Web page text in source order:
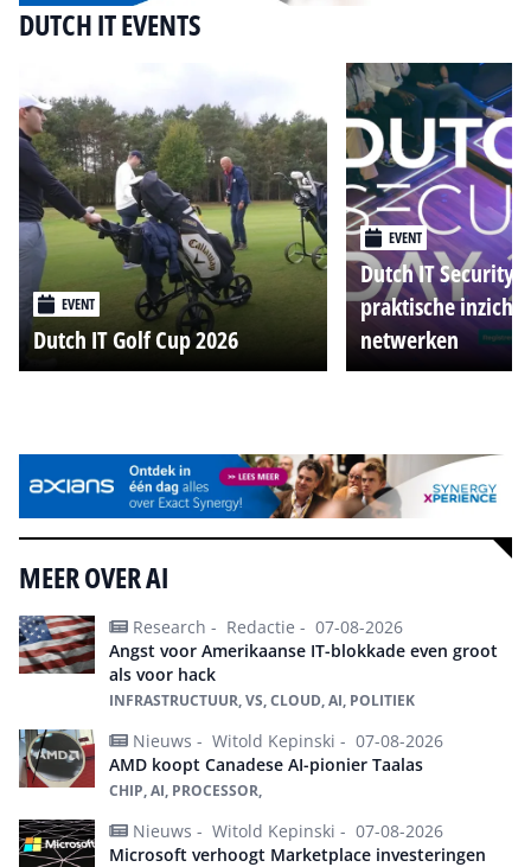
DUTCH IT EVENTS
EVENT
Dutch IT Golf Cup 2026
EVENT
Dutch IT Security
praktische
netwerken
MEER OVER AI
Research - Redactie - 07-08-2026
Angst voor Amerikaanse IT-blokkade even groot
als voor hack
INFRASTRUCTUUR, VS, CLOUD, AI, POLITIEK
Nieuws - Witold Kepinski - 07-08-2026
AMD koopt Canadese AI-pionier Taalas
CHIP, AI, PROCESSOR,
Nieuws - Witold Kepinski - 07-08-2026
Microsoft verhoogt Marketplace investeringen